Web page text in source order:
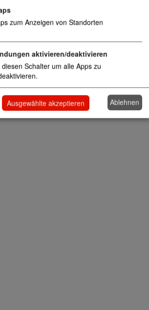
53
zum Anzeigen von Standorten
aktivieren/deaktivieren
Schalter um alle Apps zu
Ausgewählte akzeptieren Ablehnen